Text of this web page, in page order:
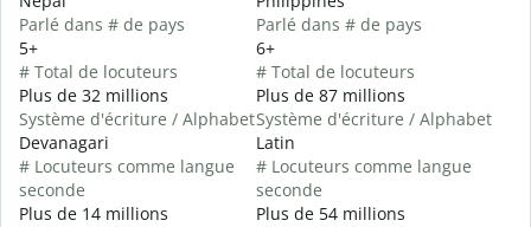
Parlé dans # de pays
5+
# Total de locuteurs
Plus de 32 millions
Système d'écriture / Alphabet
Devanagari
# Locuteurs comme langue
seconde
Plus de 14 millions
Parlé dans # de pays
6+
# Total de locuteurs
Plus de 87 millions
Système d'écriture / Alphabet
Latin
# Locuteurs comme langue
seconde
Plus de 54 millions